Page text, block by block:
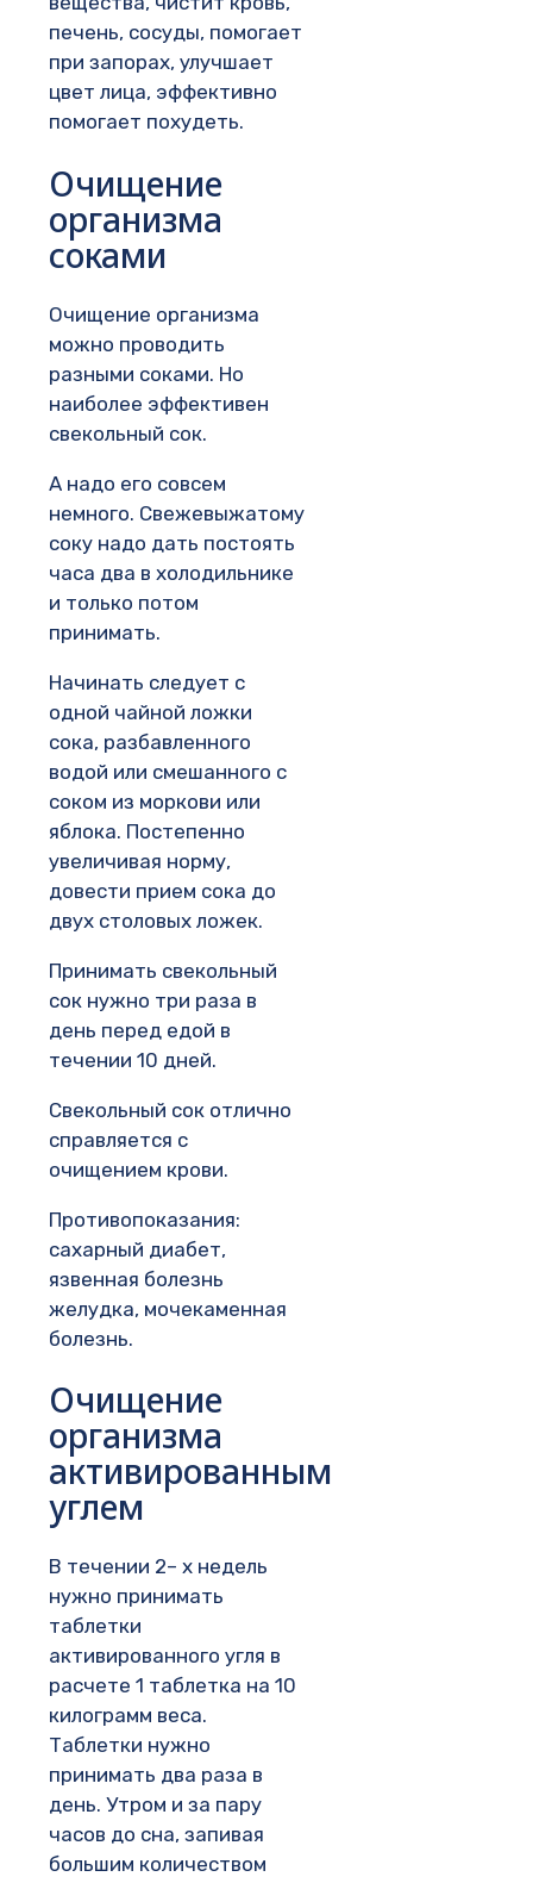
печень, сосуды, помогает
при запорах, улучшает
цвет лица, эффективно
помогает похудеть.
Очищение
организма
соками
Очищение организма
можно проводить
разными соками. Но
наиболее эффективен
свекольный сок.
А надо его совсем
немного. Свежевыжатому
соку надо дать постоять
часа два в холодильнике
и только потом
принимать.
Начинать следует с
одной чайной ложки
сока, разбавленного
водой или смешанного с
соком из моркови или
яблока. Постепенно
увеличивая норму,
довести прием сока до
двух столовых ложек.
Принимать свекольный
сок нужно три раза в
день перед едой в
течении 10 дней.
Свекольный сок отлично
справляется с
очищением крови.
Противопоказания:
сахарный диабет,
язвенная болезнь
желудка, мочекаменная
болезнь.
Очищение
организма
активированным
углем
В течении 2– х недель
нужно принимать
таблетки
активированного угля в
расчете 1 таблетка на 10
килограмм веса.
Таблетки нужно
принимать два раза в
день. Утром и за пару
часов до сна, запивая
большим количеством